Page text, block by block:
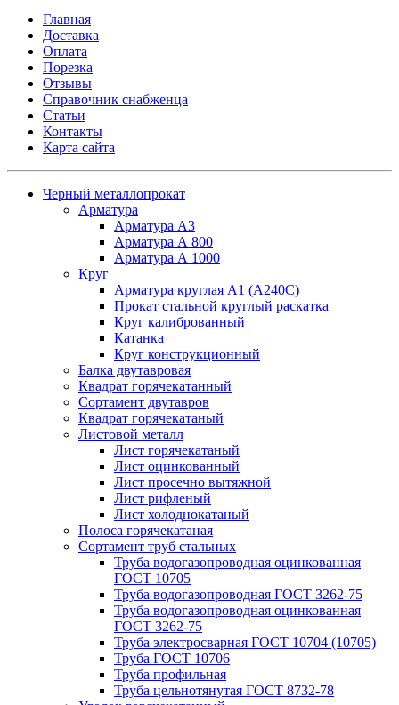
Главная
Доставка
Оплата
Порезка
Отзывы
Справочник снабженца
Статьи
Контакты
Карта сайта
Черный металлопрокат
Арматура
Арматура А3
Арматура А 800
Арматура А 1000
Круг
Арматура круглая А1 (А240C)
Прокат стальной круглый раскатка
Круг калиброванный
Катанка
Круг конструкционный
Балка двутавровая
Квадрат горячекатанный
Сортамент двутавров
Квадрат горячекатаный
Листовой металл
Лист горячекатаный
Лист оцинкованный
Лист просечно вытяжной
Лист рифленый
Лист холоднокатаный
Полоса горячекатаная
Сортамент труб стальных
Труба водогазопроводная оцинкованная
ГОСТ 10705
Труба водогазопроводная ГОСТ 3262-75
Труба водогазопроводная оцинкованная
ГОСТ 3262-75
Труба электросварная ГОСТ 10704 (10705)
Труба ГОСТ 10706
Труба профильная
Труба цельнотянутая ГОСТ 8732-78